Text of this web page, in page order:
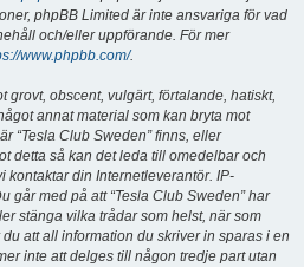
phpBB Limited är inte ansvariga för vad
och/eller uppförande. För mer
www.phpbb.com/.
grovt, obscent, vulgärt, förtalande, hatiskt,
annat material som kan bryta mot
“Tesla Club Sweden” finns, eller
detta så kan det leda till omedelbar och
kontaktar din Internetleverantör. IP-
går med på att “Tesla Club Sweden” har
stänga vilka trådar som helst, när som
att all information du skriver in sparas i en
inte att delges till någon tredje part utan